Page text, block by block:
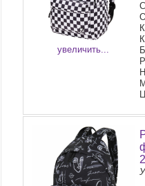
увеличить...